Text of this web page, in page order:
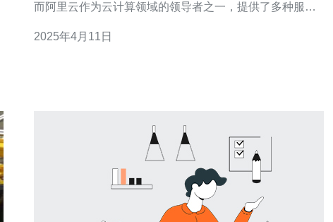
而阿里云作为云计算领域的领导者之一，提供了多种服务
崇。 阿里云199香港服务器采用了先进的云计算架构和强
2025年4月11日